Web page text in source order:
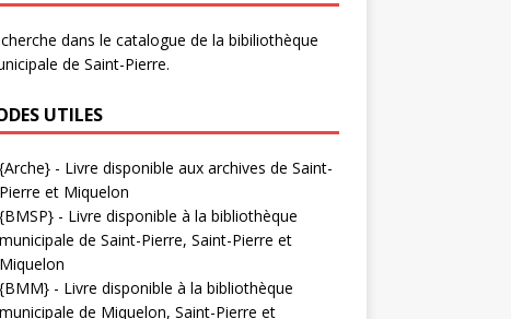
dans le catalogue de la bibiliothèque
de Saint-Pierre.
UTILES
{Arche}- Livre disponible aux archives de Saint-
Pierre et Miquelon
{BMSP}- Livre disponible à la bibliothèque
municipale de Saint-Pierre, Saint-Pierre et
Miquelon
{BMM}- Livre disponible à la bibliothèque
municipale de Miquelon, Saint-Pierre et